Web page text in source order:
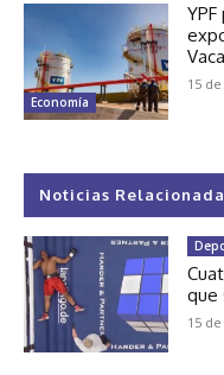
Economía
15
Noticias
que
15